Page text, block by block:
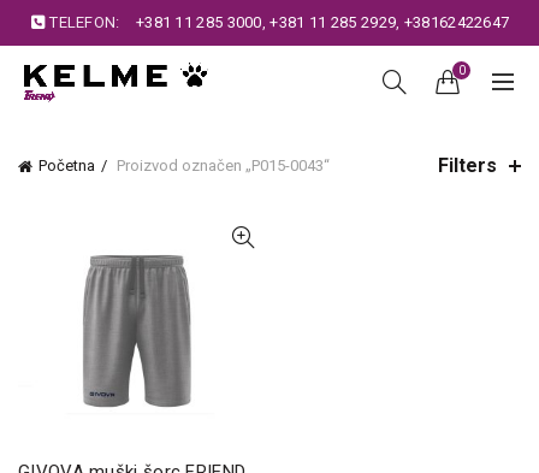
TELEFON: +381 11 285 3000,+381 11 285 2929, +38162422647
0
Početna Proizvod označen „P015-0043“ Filters